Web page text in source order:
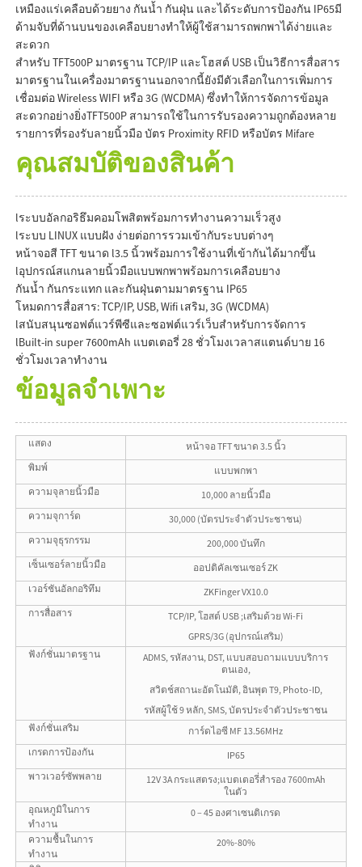
เหมืองแร่เคลือบด้วยยาง กันน้ำ กันฝุ่น และได้ระดับการป้องกัน IP65มี
ด้ามจับที่ด้านบนของเคลือบยางทำให้ผู้ใช้สามารถพกพาได้ง่ายและ
สะดวก
สำหรับ TFT500P มาตรฐาน TCP/IP และโฮสต์ USB เป็นวิธีการสื่อสาร
มาตรฐานในเครื่องมาตรฐานนอกจากนี้ยังมีตัวเลือกในการเพิ่มการ
เชื่อมต่อ Wireless WIFI หรือ 3G (WCDMA) ซึ่งทำให้การจัดการข้อมูล
สะดวกอย่างยิ่งTFT500P สามารถใช้ในการรับรองความถูกต้องหลาย
รายการที่รองรับลายนิ้วมือ บัตร Proximity RFID หรือบัตร Mifare
คุณสมบัติของสินค้า
lระบบอัลกอริธึมคอมโพสิตพร้อมการทำงานความเร็วสูง
lระบบ LINUX แบบฝัง ง่ายต่อการรวมเข้ากับระบบต่างๆ
หน้าจอสี TFT ขนาด l3.5 นิ้วพร้อมการใช้งานที่เข้ากันได้มากขึ้น
lอุปกรณ์สแกนลายนิ้วมือแบบพกพาพร้อมการเคลือบยาง
กันน้ำ กันกระแทก และกันฝุ่นตามมาตรฐาน IP65
โหมดการสื่อสาร: TCP/IP, USB, Wifi เสริม, 3G (WCDMA)
lสนับสนุนซอฟต์แวร์พีซีและซอฟต์แวร์เว็บสำหรับการจัดการ
lBuilt-in super 7600mAh แบตเตอรี่ 28 ชั่วโมงเวลาสแตนด์บาย 16
ชั่วโมงเวลาทำงาน
ข้อมูลจำเพาะ
แสดง
หน้าจอ TFT ขนาด 3.5 นิ้ว
พิมพ์
แบบพกพา
ความจุลายนิ้วมือ
10,000 ลายนิ้วมือ
ความจุการ์ด
30,000 (บัตรประจำตัวประชาชน)
ความจุธุรกรรม
200,000 บันทึก
เซ็นเซอร์ลายนิ้วมือ
ออปติคัลเซนเซอร์ ZK
เวอร์ชันอัลกอริทึม
ZKFinger VX10.0
การสื่อสาร
TCP/IP, โฮสต์ USB ;เสริมด้วย Wi-Fi
GPRS/3G (อุปกรณ์เสริม)
ฟังก์ชั่นมาตรฐาน
ADMS, รหัสงาน, DST, แบบสอบถามแบบบริการ
ตนเอง,
สวิตช์สถานะอัตโนมัติ, อินพุต T9, Photo-ID,
รหัสผู้ใช้ 9 หลัก, SMS, บัตรประจำตัวประชาชน
ฟังก์ชั่นเสริม
การ์ดไอซี MF 13.56MHz
เกรดการป้องกัน
IP65
พาวเวอร์ซัพพลาย
12V 3A กระแสตรง;แบตเตอรี่สำรอง 7600mAh
ในตัว
อุณหภูมิในการ
ทำงาน
0 – 45 องศาเซนติเกรด
ความชื้นในการ
ทำงาน
20%-80%